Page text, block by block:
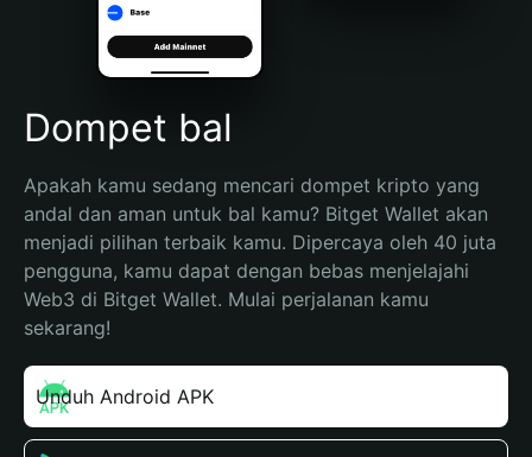
Português (Brasil)
Español (Argentina)
Dompet bal
Apakah kamu sedang mencari dompet kripto yang
andal dan aman untuk bal kamu? Bitget Wallet akan
menjadi pilihan terbaik kamu. Dipercaya oleh 40 juta
pengguna, kamu dapat dengan bebas menjelajahi
Web3 di Bitget Wallet. Mulai perjalanan kamu
sekarang!
Unduh Android APK